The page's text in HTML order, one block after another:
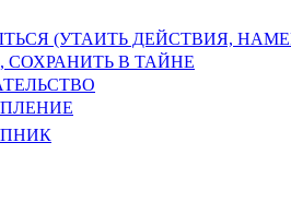
(УТАИТЬ ДЕЙСТВИЯ,
СОХРАНИТЬ В ТАЙНЕ